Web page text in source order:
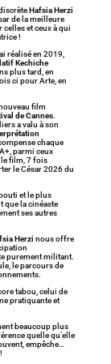
Hafsia Herzi
de la meilleure
et ceux à qui
!
réalisé en 2019,
Kechiche
plus tard, en
ci pour Arte, en
film
de Cannes.
a valu à son
chaque
parmi ceux
film, 7 fois
le César 2026 du
et le plus
que la cinéaste
ses autres
Herzi nous offre
purement militant.
le parcours de
tabou, celui de
pratiquante et
beaucoup plus
quelle qu’elle
empêche…